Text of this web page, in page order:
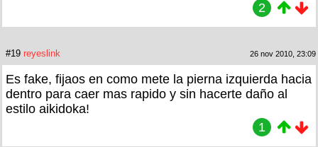
2
#19 reyeslink 26 nov 2010, 23:09
Es fake, fijaos en como mete la pierna izquierda hacia
dentro para caer mas rapido y sin hacerte daño al
estilo aikidoka!
1